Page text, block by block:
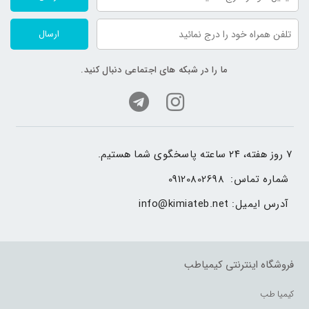
مقدار انرژی
عضله سازی
ویتامین و مواد معدنی
دیگر مواد موثر افزودنی
ارسال
ما را در شبکه های اجتماعی دنبال کنید.
۷ روز هفته، ۲۴ ساعته پاسخگوی شما هستیم.
شماره تماس: 09120802698
آدرس ایمیل: info@kimiateb.net
فروشگاه اینترنتی کیمیاطب
کیمیا طب